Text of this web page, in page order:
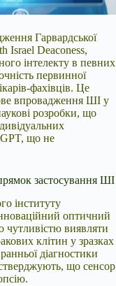
Гарвардської
Israel Deaconess,
інтелекту в певних
первинної
фахівців. Це
впровадження ШІ у
розробки, що
що не
застосування ШІ
інституту
оптичний
чутливістю виявляти
клітин у зразках
діагностики
що сенсор